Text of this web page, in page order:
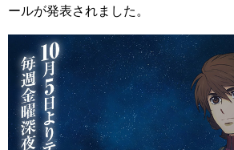
ールが発表されました。